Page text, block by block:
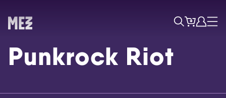
ZoekTicketsAccount
Menu
Punkrock Riot